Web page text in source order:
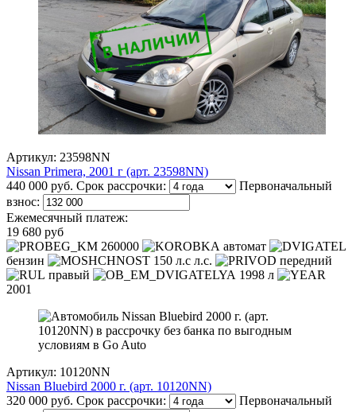
Артикул: 23598NN
Nissan Primera, 2001 г (арт. 23598NN)
440 000 руб. Срок рассрочки:
Первоначальный
взнос:
Ежемесячный платеж:
19 680 руб
260000
автомат
бензин
150 л.с л.с.
передний
правый
1998 л
2001
Артикул: 10120NN
Nissan Bluebird 2000 г. (арт. 10120NN)
320 000 руб. Срок рассрочки:
Первоначальный